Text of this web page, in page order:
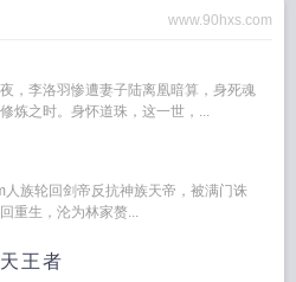
www.90hxs.com
，李洛羽惨遭妻子陆离凰暗算，身死魂
炼之时。身怀道珠，这一世，...
人族轮回剑帝反抗神族天帝，被满门诛
重生，沦为林家赘...
王者